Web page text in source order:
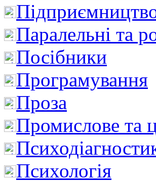
Паралельні та
Посібники
Програмування
Проза
Промислове та
Психологія